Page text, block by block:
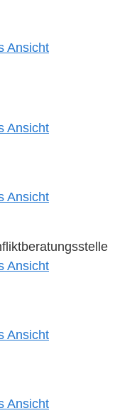
Ansicht
Ansicht
Ansicht
Ansicht
Ansicht
Ansicht